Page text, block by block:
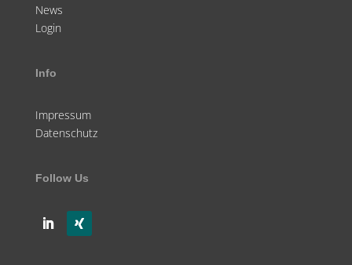
News
Login
Info
Impressum
Datenschutz
Follow Us